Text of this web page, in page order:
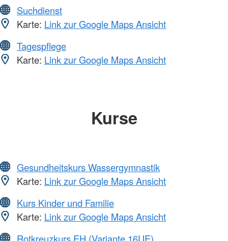
Suchdienst
Karte: Link zur Google Maps Ansicht
Tagespflege
Karte: Link zur Google Maps Ansicht
Kurse
Gesundheitskurs Wassergymnastik
Karte: Link zur Google Maps Ansicht
Kurs Kinder und Familie
Karte: Link zur Google Maps Ansicht
Rotkreuzkurs EH (Variante 16UE)